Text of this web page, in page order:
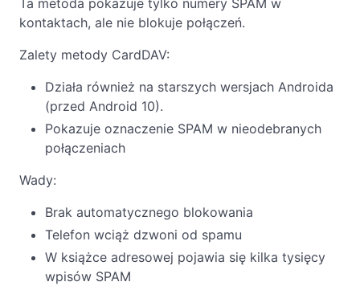
Ta metoda pokazuje tylko numery SPAM w
kontaktach, ale nie blokuje połączeń.
Zalety metody CardDAV:
Działa również na starszych wersjach Androida
(przed Android 10).
Pokazuje oznaczenie SPAM w nieodebranych
połączeniach
Wady:
Brak automatycznego blokowania
Telefon wciąż dzwoni od spamu
W książce adresowej pojawia się kilka tysięcy
wpisów SPAM